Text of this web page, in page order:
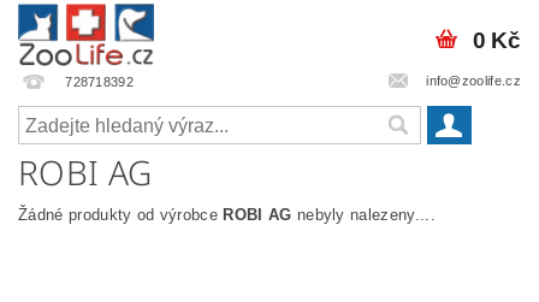
728718392 info@zoolife.cz
0 Kč
ROBI AG
Žádné produkty od výrobce ROBI AG nebyly nalezeny....